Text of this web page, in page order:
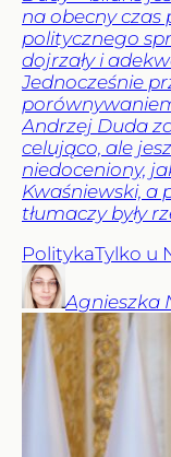
na obecny
politycznego
dojrzały i
Jednocześnie
Andrzej Duda
celująco, ale
niedoceniony,
Kwaśniewski, a
tłumaczy były
PolitykaTylko u
Agnieszka